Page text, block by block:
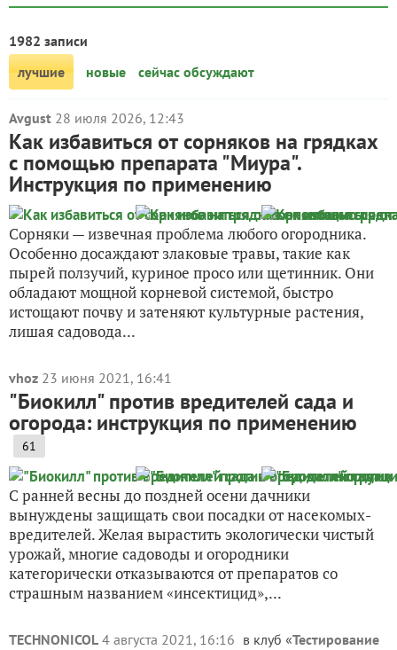
1982 записи
лучшие
новые сейчас обсуждают
Avgust 28 июля 2026, 12:43
Как избавиться от сорняков на грядках
с помощью препарата "Миура".
Инструкция по применению
Сорняки — извечная проблема любого огородника.
Особенно досаждают злаковые травы, такие как
пырей ползучий, куриное просо или щетинник. Они
обладают мощной корневой системой, быстро
истощают почву и затеняют культурные растения,
лишая садовода...
vhoz 23 июня 2021, 16:41
"Биокилл" против вредителей сада и
огорода: инструкция по применению
61
С ранней весны до поздней осени дачники
вынуждены защищать свои посадки от насекомых-
вредителей. Желая вырастить экологически чистый
урожай, многие садоводы и огородники
категорически отказываются от препаратов со
страшным названием «инсектицид»,...
TECHNONICOL 4 августа 2021, 16:16 в клуб «Тестирование